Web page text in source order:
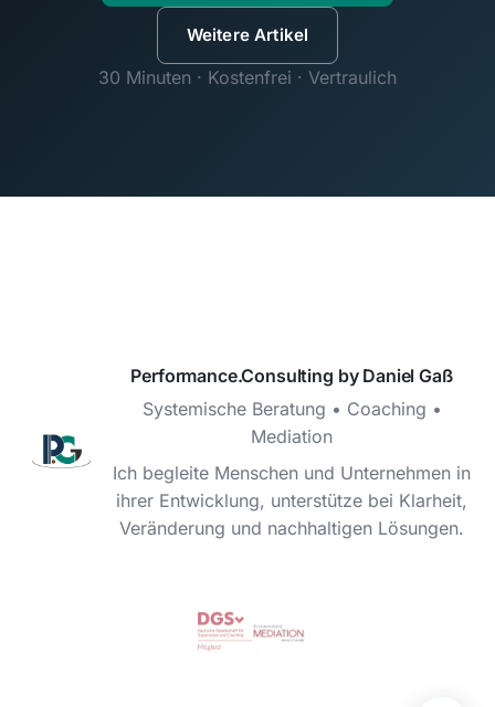
Weitere Artikel
30 Minuten · Kostenfrei · Vertraulich
Performance.Consulting by Daniel Gaß
Systemische Beratung • Coaching •
Mediation
Ich begleite Menschen und Unternehmen in
ihrer Entwicklung, unterstütze bei Klarheit,
Veränderung und nachhaltigen Lösungen.